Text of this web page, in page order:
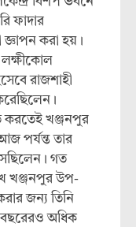
ফাদার
করা হয়।
লক্ষীকোল
রাজশাহী
করতেই খঞ্জনপুর
পর্যন্ত তার
গত
খঞ্জনপুর উপ-
জন্য তিনি
বছরেরও অধিক